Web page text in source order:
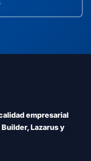
empresarial
Lazarus y